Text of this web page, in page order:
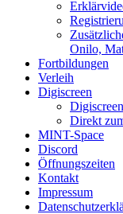
Onilo,
Fortbildungen
Verleih
Digiscreen
Direkt
MINT-Space
Discord
Öffnungszeiten
Kontakt
Impressum